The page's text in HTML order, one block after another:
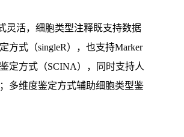
灵活，细胞类型注释既支持数据
方式（singleR），也支持Marker
定方式（SCINA），同时支持人
多维度鉴定方式辅助细胞类型鉴